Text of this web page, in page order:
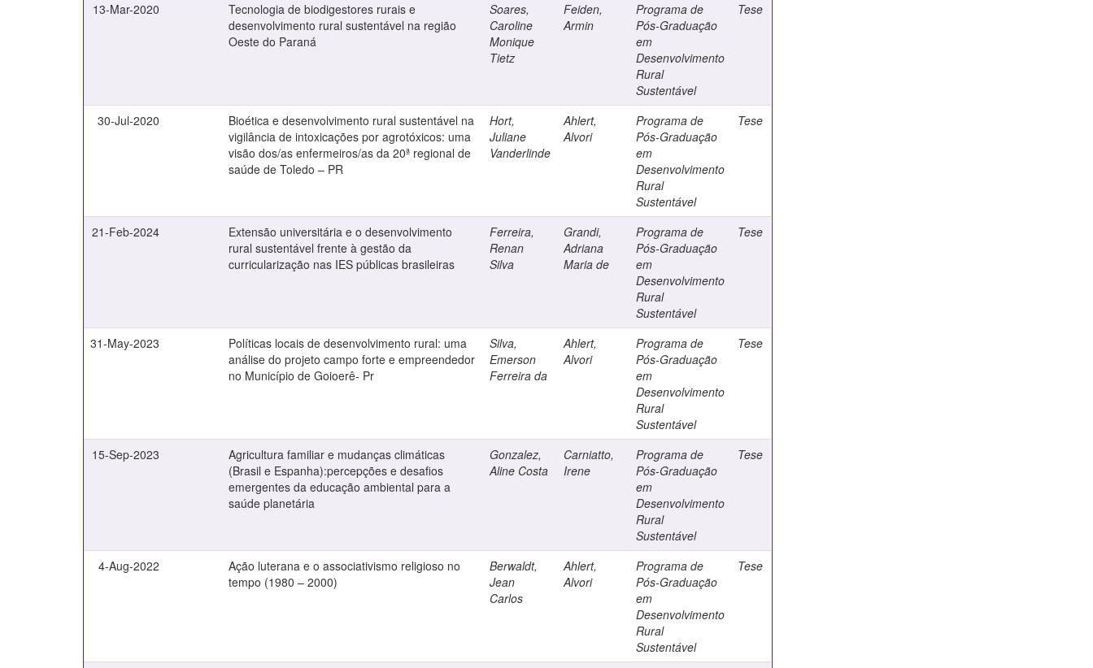
13-Mar-2020
Tecnologia de biodigestores rurais e
desenvolvimento rural sustentável na região
Oeste do Paraná
Soares,
Caroline
Monique
Tietz
Feiden,
Armin
Programa de
Pós-Graduação
em
Desenvolvimento
Rural
Sustentável
Tese
30-Jul-2020
Bioética e desenvolvimento rural sustentável na
vigilância de intoxicações por agrotóxicos: uma
visão dos/as enfermeiros/as da 20ª regional de
saúde de Toledo – PR
Hort,
Juliane
Vanderlinde
Ahlert,
Alvori
Programa de
Pós-Graduação
em
Desenvolvimento
Rural
Sustentável
Tese
21-Feb-2024
Extensão universitária e o desenvolvimento
rural sustentável frente à gestão da
curricularização nas IES públicas brasileiras
Ferreira,
Renan
Silva
Grandi,
Adriana
Maria de
Programa de
Pós-Graduação
em
Desenvolvimento
Rural
Sustentável
Tese
31-May-2023
Políticas locais de desenvolvimento rural: uma
análise do projeto campo forte e empreendedor
no Município de Goioerê- Pr
Silva,
Emerson
Ferreira da
Ahlert,
Alvori
Programa de
Pós-Graduação
em
Desenvolvimento
Rural
Sustentável
Tese
15-Sep-2023
Agricultura familiar e mudanças climáticas
(Brasil e Espanha):percepções e desafios
emergentes da educação ambiental para a
saúde planetária
Gonzalez,
Aline Costa
Carniatto,
Irene
Programa de
Pós-Graduação
em
Desenvolvimento
Rural
Sustentável
Tese
4-Aug-2022
Ação luterana e o associativismo religioso no
tempo (1980 – 2000)
Berwaldt,
Jean
Carlos
Ahlert,
Alvori
Programa de
Pós-Graduação
em
Desenvolvimento
Rural
Sustentável
Tese